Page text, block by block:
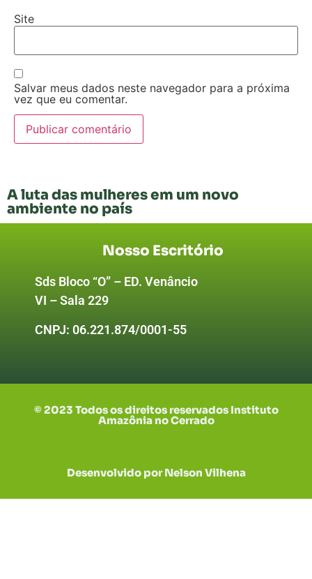
Site
Salvar meus dados neste navegador para a próxima
vez que eu comentar.
A luta das mulheres em um novo
ambiente no país
Nosso Escritório
Sds Bloco “O” – ED. Venâncio
VI – Sala 229
CNPJ: 06.221.874/0001-55
© 2023 Todos os direitos reservados Instituto
Amazônia no Cerrado
Desenvolvido por Nelson Vilhena